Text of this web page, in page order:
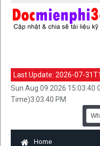
Last Update: 2026-07-
Sun Aug 09 2026 15:03:40
Time)3:03:40 PM
Home